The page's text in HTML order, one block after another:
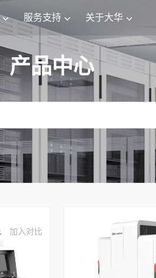
服务支持 关于大华
产品中心
加入对比